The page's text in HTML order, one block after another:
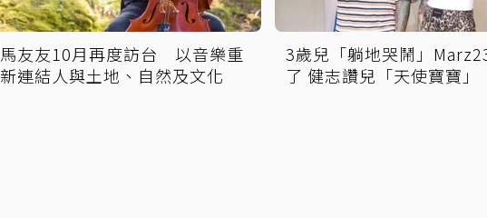
馬友友10月再度訪台 以音樂重
新連結人與土地、自然及文化
3歲兒「躺地哭鬧」
了 健志讚兒「天使寶寶」